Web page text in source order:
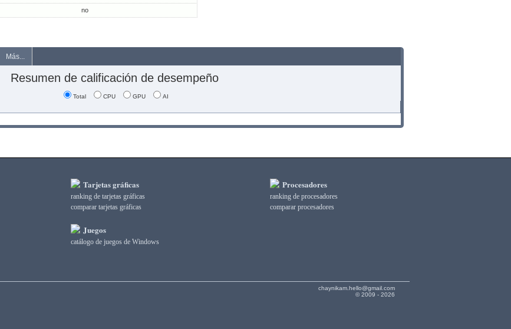
no
Más...
Resumen de calificación de desempeño
Total CPU GPU AI
Tarjetas gráficas
ranking de tarjetas gráficas
comparar tarjetas gráficas
Juegos
catálogo de juegos de Windows
Procesadores
ranking de procesadores
comparar procesadores
chaynikam.hello@gmail.com
© 2009 - 2026